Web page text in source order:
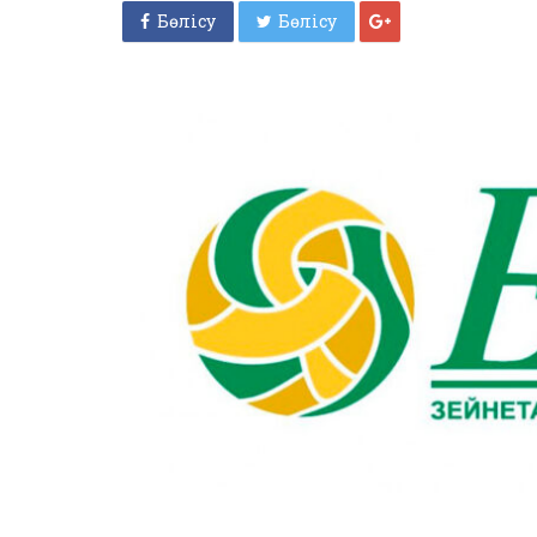
Бөлісу Бөлісу